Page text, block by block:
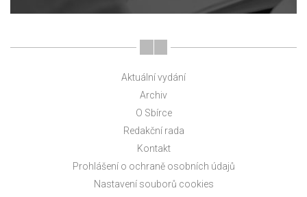
Aktuální vydání
Archiv
O Sbírce
Redakční rada
Kontakt
Prohlášení o ochraně osobních údajů
Nastavení souborů cookies